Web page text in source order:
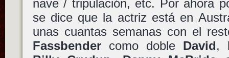
nave / tripulación, etc. Por ahora
se dice que la actriz está en
unas cuantas semanas con el
Fassbendercomo doble David,